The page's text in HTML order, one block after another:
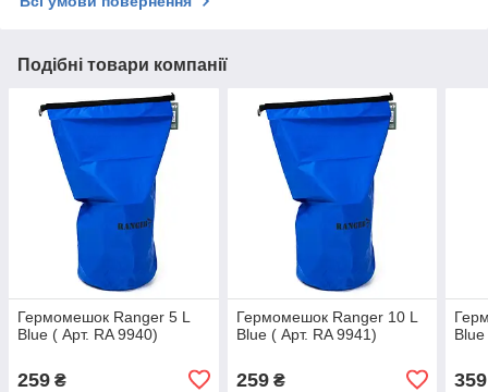
Подібні товари компанії
Гермомешок Ranger 5 L
Blue ( Арт. RA 9940)
259 ₴
Гермомешок Ranger 10 L
Blue ( Арт. RA 9941)
259₴ 359